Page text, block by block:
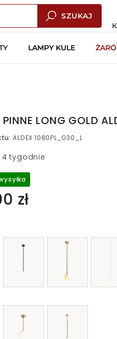
SZUKAJ
LAMPY KULE
PINNE LONG GOLD
:ALDEX 1080PL_G30_L
4 tygodnie
zł